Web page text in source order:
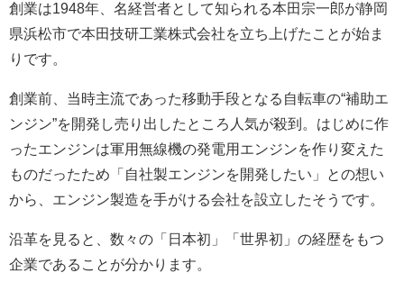
創業は1948年、名経営者として知られる本田宗一郎が静岡
県浜松市で本田技研工業株式会社を立ち上げたことが始ま
りです。
創業前、当時主流であった移動手段となる自転車の“補助エ
ンジン”を開発し売り出したところ人気が殺到。はじめに作
ったエンジンは軍用無線機の発電用エンジンを作り変えた
ものだったため「自社製エンジンを開発したい」との想い
から、エンジン製造を手がける会社を設立したそうです。
沿革を見ると、数々の「日本初」「世界初」の経歴をもつ
企業であることが分かります。